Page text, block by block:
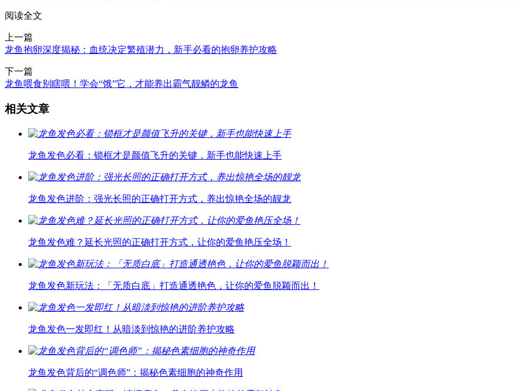
阅读全文
上一篇
龙鱼抱卵深度揭秘：血统决定繁殖潜力，新手必看的抱卵养护攻略
下一篇
龙鱼喂食别瞎喂！学会“饿”它，才能养出霸气靓鳞的龙鱼
相关文章
龙鱼发色必看：锁框才是颜值飞升的关键，新手也能快速上手
龙鱼发色进阶：强光长照的正确打开方式，养出惊艳全场的靓龙
龙鱼发色难？延长光照的正确打开方式，让你的爱鱼艳压全场！
龙鱼发色新玩法：「无质白底」打造通透艳色，让你的爱鱼脱颖而出！
龙鱼发色一发即红！从暗淡到惊艳的进阶养护攻略
龙鱼发色背后的“调色师”：揭秘色素细胞的神奇作用